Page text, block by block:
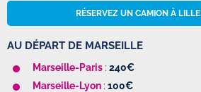
RÉSERVEZ UN CAMION À LILLE
AU DÉPART DE MARSEILLE
Marseille-Paris : 240€
Marseille-Lyon : 100€